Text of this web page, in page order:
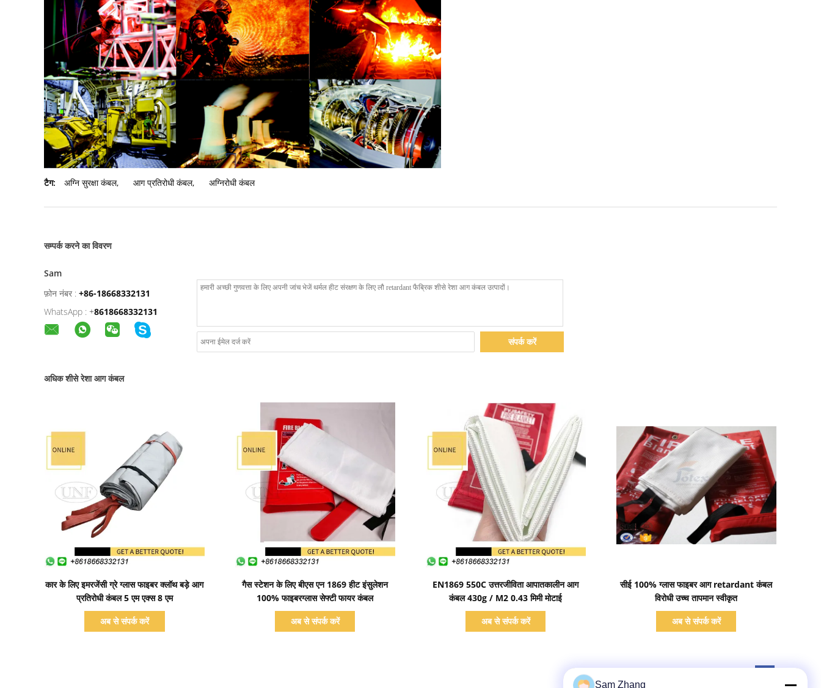
टैग: अग्नि सुरक्षा कंबल, आग प्रतिरोधी कंबल, अग्निरोधी कंबल
सम्पर्क करने का विवरण
Sam
फ़ोन नंबर : +86-18668332131
WhatsApp : +8618668332131
संपर्क करें
अधिक शीसे रेशा आग कंबल
प्रदर्शन का विवरण
कार के लिए इमरजेंसी ग्रे ग्लास फाइबर क्लॉथ बड़े आग
प्रतिरोधी कंबल 5 एम एक्स 8 एम
अब से संपर्क करें
प्रदर्शन का विवरण
गैस स्टेशन के लिए बीएस एन 1869 हीट इंसुलेशन
100% फाइबरग्लास सेफ्टी फायर कंबल
अब से संपर्क करें
प्रदर्शन का विवरण
EN1869 550C उत्तरजीविता आपातकालीन आग
कंबल 430g / M2 0.43 मिमी मोटाई
अब से संपर्क करें
सीई 100% ग्लास फाइबर आग retardant कंबल
विरोधी उच्च तापमान स्वीकृत
अब से संपर्क करें
Sam Zhang